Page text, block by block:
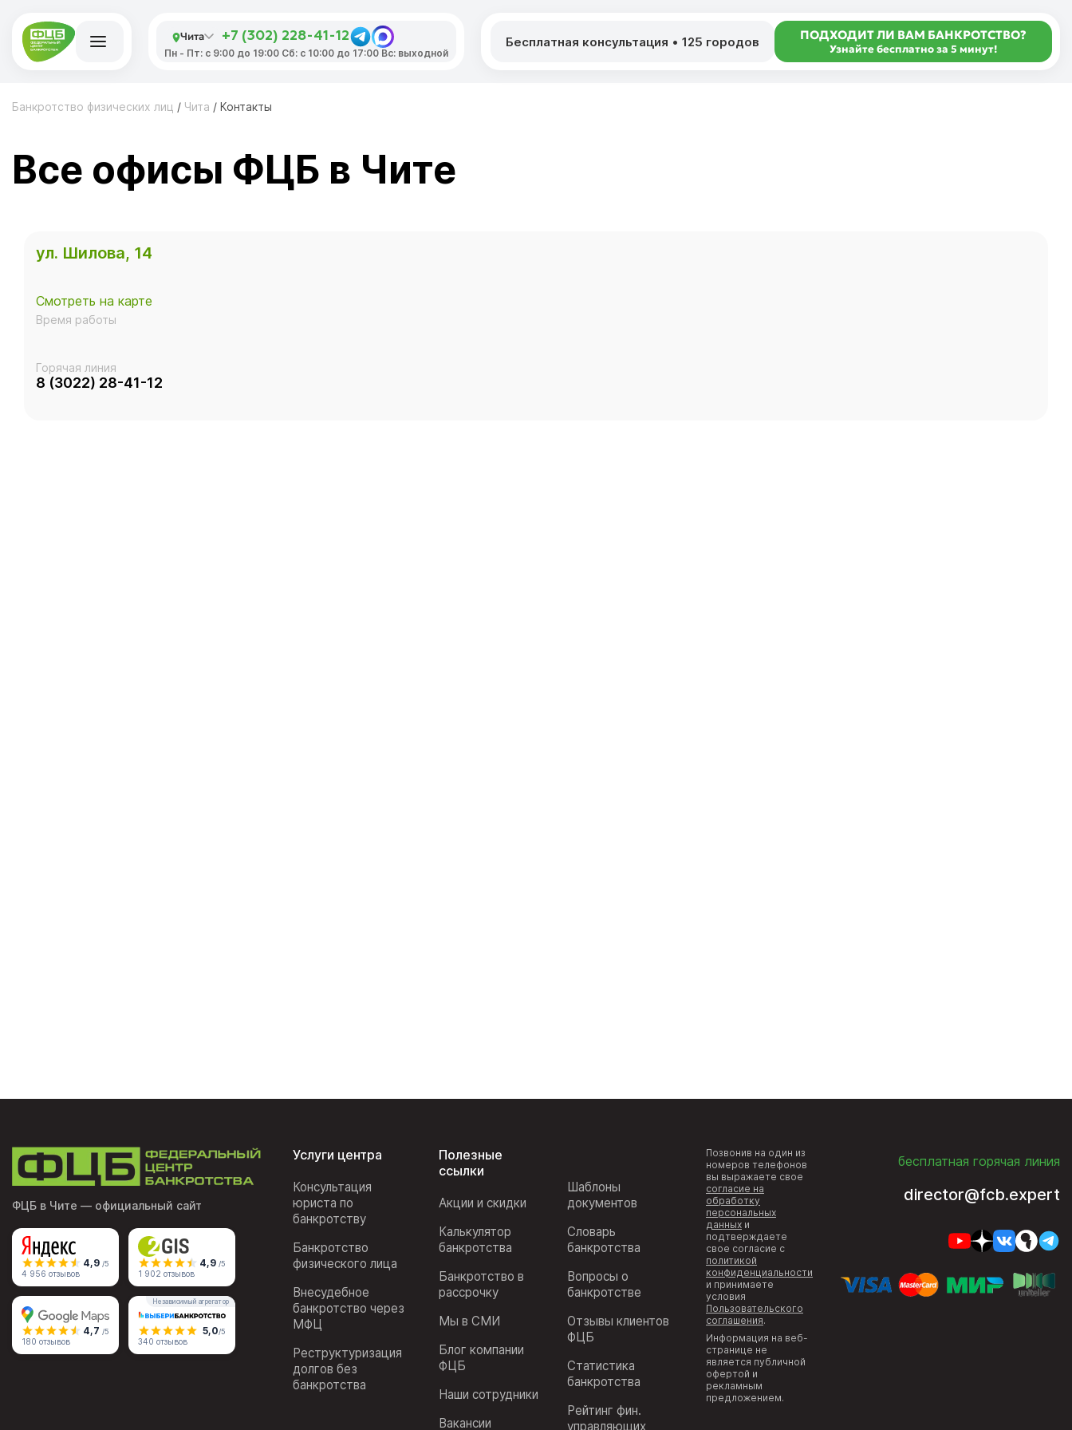
Чита +7 (302) 228-41-12
Пн - Пт: с 9:00 до 19:00 Сб: с 10:00 до 17:00 Вс: выходной
Бесплатная консультация • 125 городов ПОДХОДИТ ЛИ ВАМ БАНКРОТСТВО?
Узнайте бесплатно за 5 минут!
Банкротство физических лиц / Чита / Контакты
Все офисы ФЦБ в Чите
ул. Шилова, 14
Смотреть на карте
Время работы
Горячая линия
8 (3022) 28-41-12
ФЦБ в Чите — официальный сайт
4,9 /5
4 956 отзывов
4,9 /5
1 902 отзывов
4,7 /5
180 отзывов
Независимый агрегатор
5,0/5
340 отзывов
Услуги центра
Консультация
юриста по
банкротству
Банкротство
физического лица
Внесудебное
банкротство через
МФЦ
Реструктуризация
долгов без
банкротства
Полезные
ссылки
Акции и скидки
Калькулятор
банкротства
Банкротство в
рассрочку
Мы в СМИ
Блог компании
ФЦБ
Наши сотрудники
Вакансии
Шаблоны
документов
Словарь
банкротства
Вопросы о
банкротстве
Отзывы клиентов
ФЦБ
Статистика
банкротства
Рейтинг фин.
управляющих
Позвонив на один из
номеров телефонов
вы выражаете свое
согласие на
обработку
персональных
данных и
подтверждаете
свое согласие с
политикой
конфиденциальности
и принимаете
условия
Пользовательского
соглашения.
Информация на веб-
странице не
является публичной
офертой и
рекламным
предложением.
бесплатная горячая линия
director@fcb.expert